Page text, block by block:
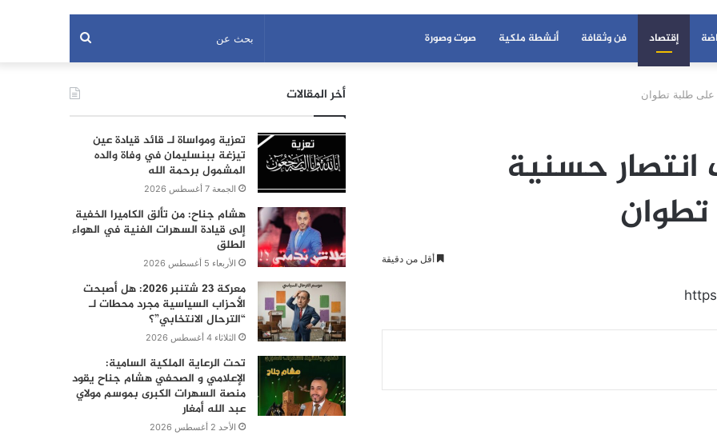
إقتصاد فن وثقافة أنشطة ملكية صوت وصورة بحث
عن
على طلبة تطوان
انتصار حسنية
أقل من دقيقة
أخر المقالات
تعزية ومواساة لـ قائد قيادة عين
تيزغة ببنسليمان في وفاة والده
المشمول برحمة الله
الجمعة 7 أغسطس 2026
هشام جناح: من تألق الكاميرا الخفية
إلى قيادة السهرات الفنية في الهواء
الطلق
الأربعاء 5 أغسطس 2026
معركة 23 شتنبر 2026: هل أصبحت
الأحزاب السياسية مجرد محطات لـ
“الترحال الانتخابي”؟
الثلاثاء 4 أغسطس 2026
تحت الرعاية الملكية السامية:
الإعلامي و الصحفي هشام جناح يقود
منصة السهرات الكبرى بموسم مولاي
عبد الله أمغار
الأحد 2 أغسطس 2026